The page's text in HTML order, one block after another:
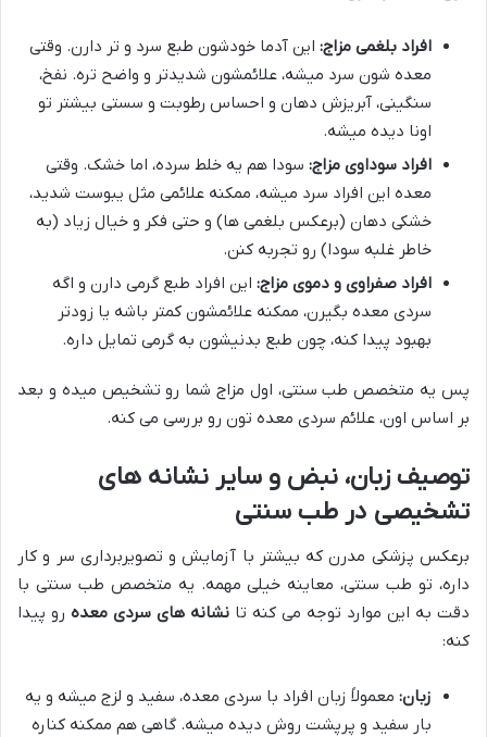
افراد بلغمی مزاج: این آدما خودشون طبع سرد و تر دارن. وقتی
معده شون سرد میشه، علائمشون شدیدتر و واضح تره. نفخ،
سنگینی، آبریزش دهان و احساس رطوبت و سستی بیشتر تو
اونا دیده میشه.
افراد سوداوی مزاج: سودا هم یه خلط سرده، اما خشک. وقتی
معده این افراد سرد میشه، ممکنه علائمی مثل یبوست شدید،
خشکی دهان (برعکس بلغمی ها) و حتی فکر و خیال زیاد (به
خاطر غلبه سودا) رو تجربه کنن.
افراد صفراوی و دموی مزاج: این افراد طبع گرمی دارن و اگه
سردی معده بگیرن، ممکنه علائمشون کمتر باشه یا زودتر
بهبود پیدا کنه، چون طبع بدنیشون به گرمی تمایل داره.
پس یه متخصص طب سنتی، اول مزاج شما رو تشخیص میده و بعد
بر اساس اون، علائم سردی معده تون رو بررسی می کنه.
توصیف زبان، نبض و سایر نشانه های
تشخیصی در طب سنتی
برعکس پزشکی مدرن که بیشتر با آزمایش و تصویربرداری سر و کار
داره، تو طب سنتی، معاینه خیلی مهمه. یه متخصص طب سنتی با
دقت به این موارد توجه می کنه تا نشانه های سردی معده رو پیدا
کنه:
زبان: معمولاً زبان افراد با سردی معده، سفید و لزج میشه و یه
بار سفید و پرپشت روش دیده میشه. گاهی هم ممکنه کناره